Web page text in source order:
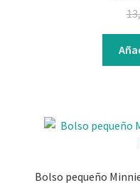
Bolso pequeño